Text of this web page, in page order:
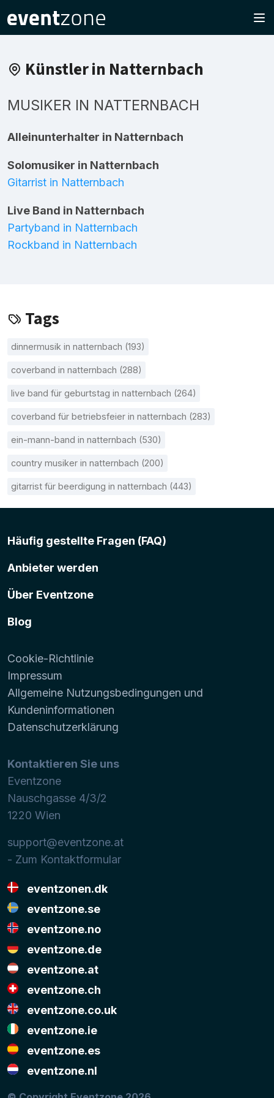
Künstler in Natternbach
MUSIKER IN NATTERNBACH
Alleinunterhalter in Natternbach
Solomusiker in Natternbach
Gitarrist in Natternbach
Live Band in Natternbach
Partyband in Natternbach
Rockband in Natternbach
Tags
dinnermusik in natternbach (193)
coverband in natternbach (288)
live band für geburtstag in natternbach (264)
coverband für betriebsfeier in natternbach (283)
ein-mann-band in natternbach (530)
country musiker in natternbach (200)
gitarrist für beerdigung in natternbach (443)
Häufig gestellte Fragen (FAQ)
Anbieter werden
Über Eventzone
Blog
Cookie-Richtlinie
Impressum
Allgemeine Nutzungsbedingungen und
Kundeninformationen
Datenschutzerklärung
Kontaktieren Sie uns
Eventzone
Nauschgasse 4/3/2
1220 Wien
support@eventzone.at
- Zum Kontaktformular
eventzonen.dk
eventzone.se
eventzone.no
eventzone.de
eventzone.at
eventzone.ch
eventzone.co.uk
eventzone.ie
eventzone.es
eventzone.nl